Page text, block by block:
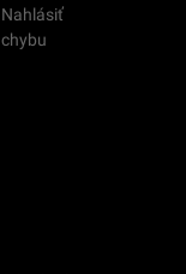
Nahlásiť
chybu